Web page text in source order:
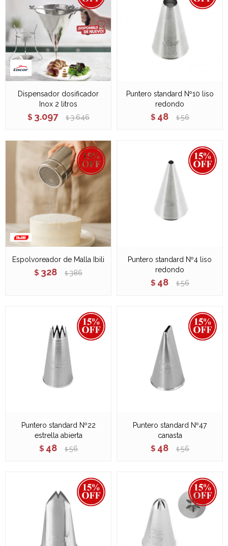
Dispensador dosificador
Inox 2 litros
$ 3.097 $ 3.646
Puntero standard Nº10 liso
redondo
$ 48 $ 56
Espolvoreador de Malla Ibili
$ 328 $ 386
Puntero standard Nº4 liso
redondo
$ 48 $ 56
Puntero standard Nº22
estrella abierta
$ 48 $ 56
Puntero standard Nº47
canasta
$ 48 $ 56